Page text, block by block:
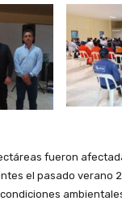
fueron
el pasado verano